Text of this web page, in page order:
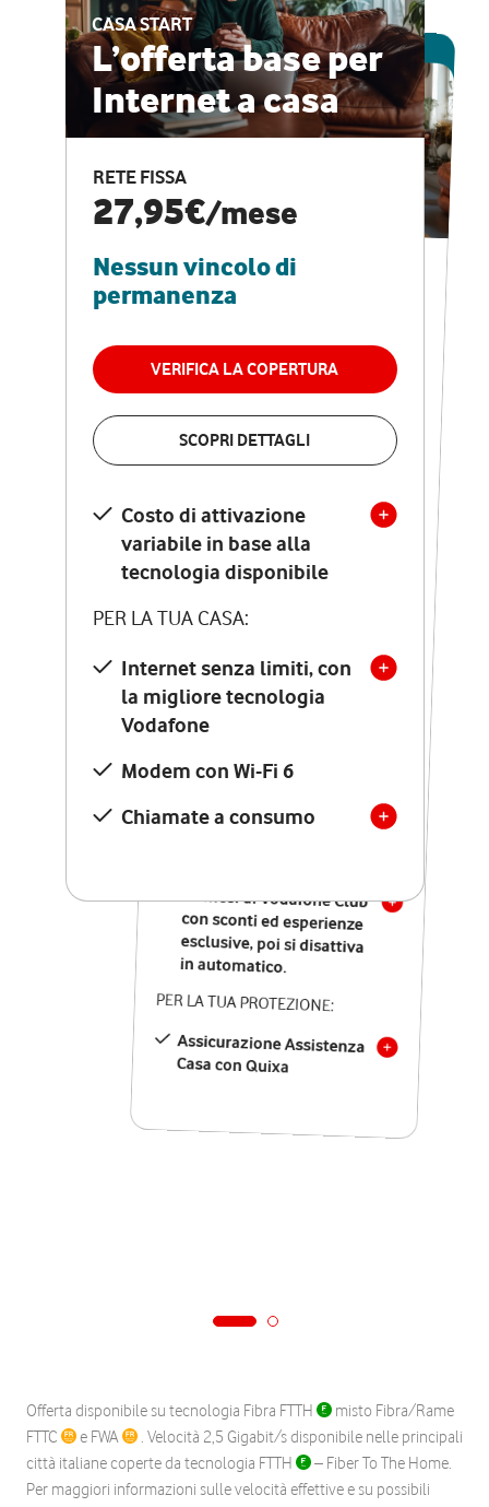
CASA START
L’offerta base per
Internet a casa
RETE FISSA
27,95€/mese
Nessun vincolo di
permanenza
VERIFICA LA COPERTURA
SCOPRI DETTAGLI
Costo di attivazione
variabile in base alla
tecnologia disponibile
PER LA TUA CASA:
Internet senza limiti, con
la migliore tecnologia
Vodafone
Modem con Wi-Fi 6
Chiamate a consumo
ESCLUSIVA ONLINE
CASA PRO
Internet veloce e
vantaggi speciali
RETE FISSA + VODAFONE CLUB
29,95€
permanenza
VERIFICA LA COPERTURA
Costo di attivazione
variabile in base alla
tecnologia disponibile
PER LA TUA CASA:
Internet senza limiti, con
la migliore tecnologia
Vodafone
Modem Seven con Wi-Fi 7
Chiamate illimitate verso
numeri fissi e mobili
nazionali
12 mesi di Vodafone Club
con sconti ed esperienze
esclusive, poi si disattiva
in automatico.
PER LA TUA PROTEZIONE:
Assicurazione Assistenza
Casa con Quixa
Offerta disponibile su tecnologia Fibra FTTH
misto Fibra/Rame
FTTC
e FWA
. Velocità 2,5 Gigabit/s disponibile nelle principali
città italiane coperte da tecnologia FTTH
– Fiber To The Home.
Per maggiori informazioni sulle velocità effettive e su possibili